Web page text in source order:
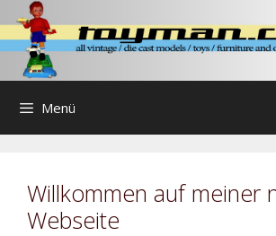
Zum
Inhalt
springen
Menü
Willkommen auf meiner
Webseite